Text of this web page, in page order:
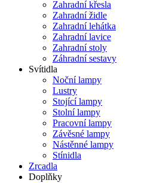
Zahradní křesla
Zahradní židle
Zahradní lehátka
Zahradní lavice
Zahradní stoly
Záhradní sestavy
Svítidla
Noční lampy
Lustry
Stojící lampy
Stolní lampy
Pracovní lampy
Závěsné lampy
Nástěnné lampy
Stínidla
Zrcadla
Doplňky